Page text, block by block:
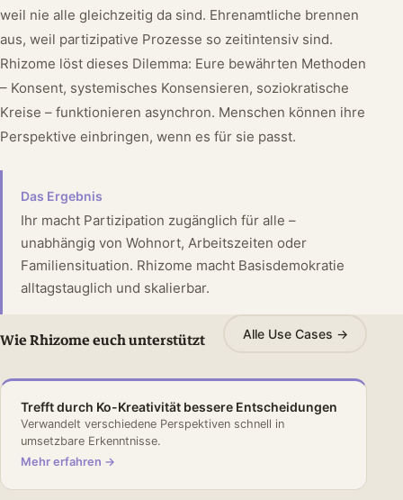
weil nie alle gleichzeitig da sind. Ehrenamtliche brennen
aus, weil partizipative Prozesse so zeitintensiv sind.
Rhizome löst dieses Dilemma: Eure bewährten Methoden
– Konsent, systemisches Konsensieren, soziokratische
Kreise – funktionieren asynchron. Menschen können ihre
Perspektive einbringen, wenn es für sie passt.
Das Ergebnis
Ihr macht Partizipation zugänglich für alle –
unabhängig von Wohnort, Arbeitszeiten oder
Familiensituation. Rhizome macht Basisdemokratie
alltagstauglich und skalierbar.
Wie Rhizome euch unterstützt Alle Use Cases →
Trefft durch Ko-Kreativität bessere Entscheidungen
Verwandelt verschiedene Perspektiven schnell in
umsetzbare Erkenntnisse.
Mehr erfahren →